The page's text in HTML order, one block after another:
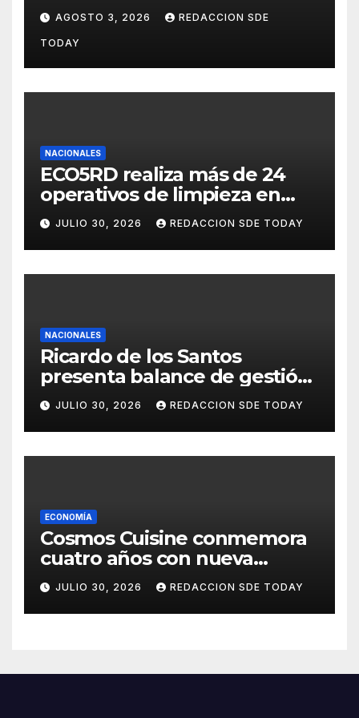
segundo aniversario
consolidando una cultura de
alianza y colaboración
AGOSTO 3, 2026 REDACCION SDE
TODAY
NACIONALES
ECO5RD realiza más de 24
operativos de limpieza en
diferentes provincias y
municipios del país
JULIO 30, 2026 REDACCION SDE TODAY
NACIONALES
Ricardo de los Santos
presenta balance de gestión
con 416 iniciativas aprobadas
y avances históricos en el
Senado
JULIO 30, 2026 REDACCION SDE TODAY
ECONOMÍA
Cosmos Cuisine conmemora
cuatro años con nueva
administración y nuevos
sabores
JULIO 30, 2026 REDACCION SDE TODAY